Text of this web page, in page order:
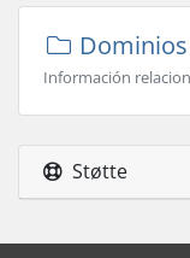
Dominios
Información
Støtte